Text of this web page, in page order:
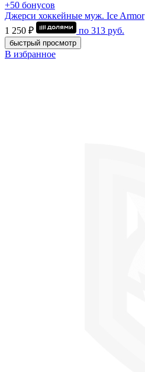
+50 бонусов
Джерси хоккейные муж. Ice Armor
1 250 ₽
по 313 руб.
быстрый просмотр
В избранное